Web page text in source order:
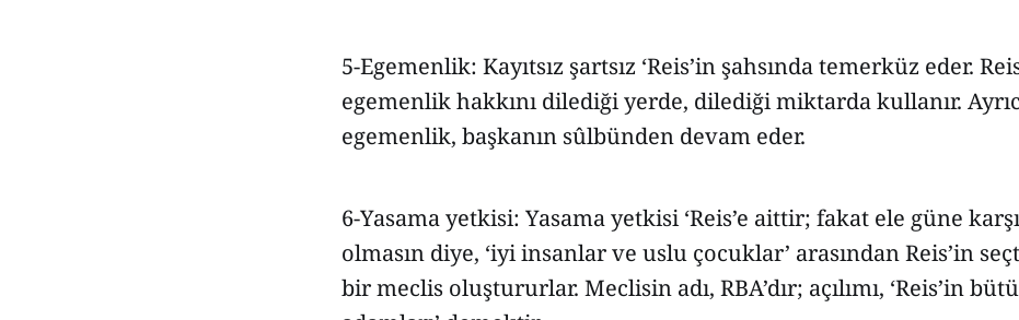
5-Egemenlik: Kayıtsız şartsız ‘Reis’in şahsında temerküz eder.
egemenlik hakkını dilediği yerde, dilediği miktarda kullanır.
egemenlik, başkanın sûlbünden devam eder.
6-Yasama yetkisi: Yasama yetkisi ‘Reis’e aittir; fakat ele güne
olmasın diye, ‘iyi insanlar ve uslu çocuklar’ arasından Reis’in
bir meclis oluştururlar. Meclisin adı, RBA’dır; açılımı, ‘Reis’in